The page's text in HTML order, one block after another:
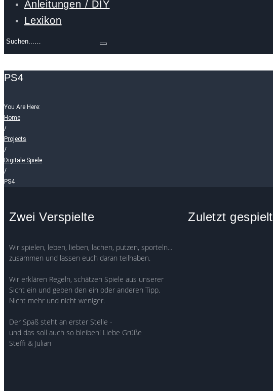
Anleitungen / DIY
Lexikon
Search
PS4
You Are Here:
Home
/
Projects
/
Digitale Spiele
/
PS4
Zwei Verspielte
Wir spielen, leben, lieben, lachen, putzen, sporteln...
zusammen und lassen euch daran teilhaben.
Wir erklären Regeln, schätzen Spiele aus unserer
Sicht ein und geben den ein oder anderen Tipp.
Nicht mehr und nicht weniger.
Der Spaß steht an erster Stelle -
und das soll auch so bleiben! Liebe Grüße
Steffi & Julian
Zuletzt gespielt